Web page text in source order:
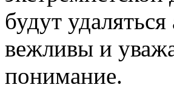
будут
вежливы и
понимание.